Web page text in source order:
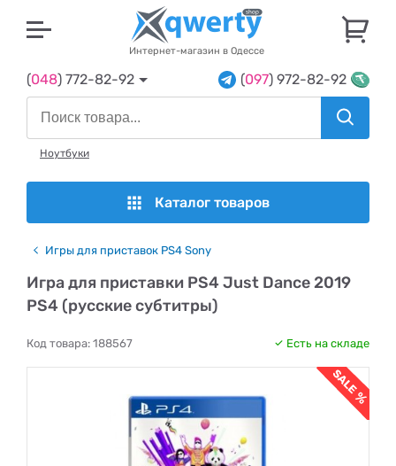
Интернет-магазин в Одессе
(048) 772-82-92 (097) 972-82-92
Ноутбуки
Каталог товаров
Игры для приставок PS4 Sony
Игра для приставки PS4 Just Dance 2019
PS4 (русские субтитры)
Код товара: 188567 Есть на складе